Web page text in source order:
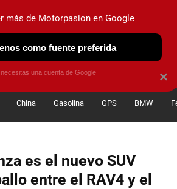
ELÉCTRICOS OBSERVATORIO
China Gasolina GPS BMW
es el nuevo SUV
entre el RAV4 y el
×
más de Motorpasion en Google
como fuente preferida
una cuenta de Google